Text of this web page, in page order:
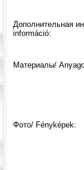
Дополнительная
információ:
Материалы/
Фото/ Fényképek: